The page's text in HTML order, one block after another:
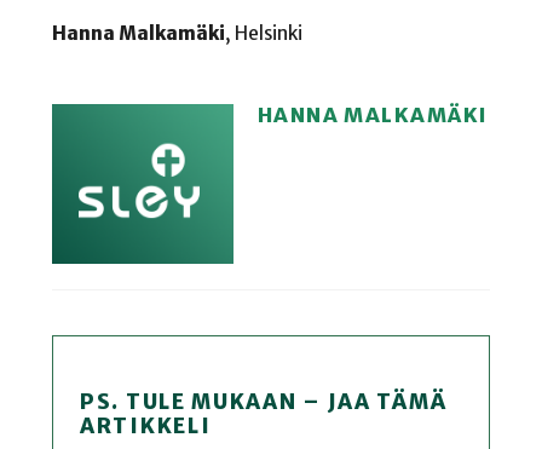
Hanna Malkamäki, Helsinki
HANNA MALKAMÄKI
PS. TULE MUKAAN – JAA TÄMÄ
ARTIKKELI